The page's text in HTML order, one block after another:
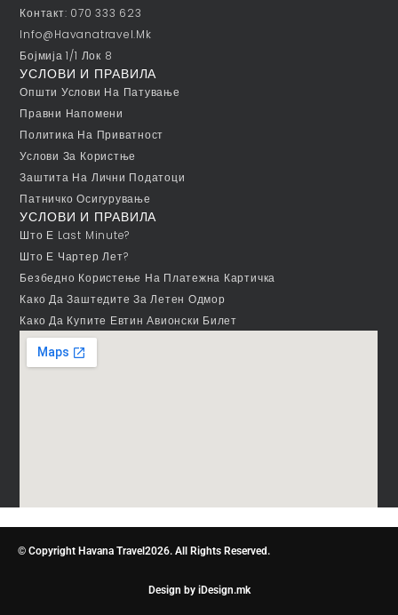
Контакт: 070 333 623
Info@havanatravel.mk
Бојмија 1/1 Лок 8
УСЛОВИ И ПРАВИЛА
Општи Услови На Патување
Правни Напомени
Политика На Приватност
Услови За Користње
Заштита На Лични Податоци
Патничко Осигурување
УСЛОВИ И ПРАВИЛА
Што Е Last Minute?
Што Е Чартер Лет?
Безбедно Користење На Платежна Картичка
Како Да Заштедите За Летен Одмор
Како Да Купите Евтин Авионски Билет
© Copyright Havana Travel2026. All Rights Reserved.
Design by iDesign.mk